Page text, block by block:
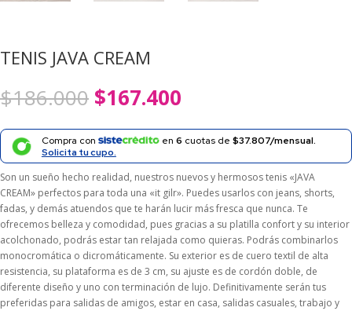
TENIS JAVA CREAM
$186.000 El
precio
original
era:
$186.000.
$167.400
actual
es:
$167.400.
Compra con en 6 cuotas de $37.807/mensual.
Solicita tu cupo.
Son un sueño hecho realidad, nuestros nuevos y hermosos tenis «JAVA
CREAM» perfectos para toda una «it gilr». Puedes usarlos con jeans, shorts,
fadas, y demás atuendos que te harán lucir más fresca que nunca. Te
ofrecemos belleza y comodidad, pues gracias a su platilla confort y su interior
acolchonado, podrás estar tan relajada como quieras. Podrás combinarlos
monocromática o dicromáticamente. Su exterior es de cuero textil de alta
resistencia, su plataforma es de 3 cm, su ajuste es de cordón doble, de
diferente diseño y uno con terminación de lujo. Definitivamente serán tus
preferidas para salidas de amigos, estar en casa, salidas casuales, trabajo y